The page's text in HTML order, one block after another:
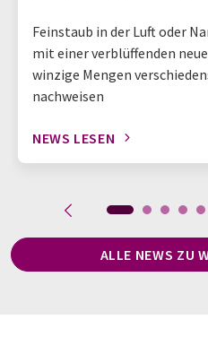
Feinstaub in der Luft oder
mit einer verblüffenden
winzige Mengen
nachweisen
NEWS LESEN
ALLE NEWS ZU